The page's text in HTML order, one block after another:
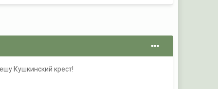
Кушкинский крест!